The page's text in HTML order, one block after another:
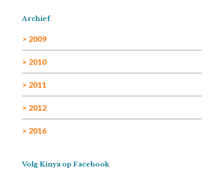
Archief
> 2009
> 2010
> 2011
> 2012
> 2016
Volg Kinya op Facebook